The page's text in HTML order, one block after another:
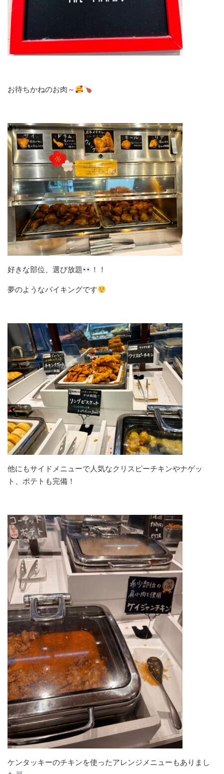
お待ちかねのお肉～
好きな部位、選び放題 ！！
夢のようなバイキングです
他にもサイドメニューで人気なクリスピーチキンやナゲッ
ト、ポテトも完備！
ケンタッキーのチキンを使ったアレンジメニューもありまし